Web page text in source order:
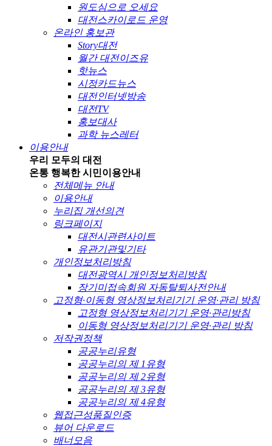
원도심으로 오세요
대전스카이로드 운영
온라인 홍보관
Story대전
월간 대전이즈유
핫뉴스
시정카드뉴스
대전인터넷방송
대전TV
홍보대사
과학 뉴스레터
이용안내
우리 모두의 대전
온통 행복한 시민이용안내
전체메뉴 안내
이용안내
누리집 개선의견
링크페이지
대전시관련사이트
유관기관및기타
개인정보처리방침
대전광역시 개인정보처리방침
장기미접속회원 자동탈퇴사전안내
고정형·이동형 영상정보처리기기 운영·관리 방침
고정형 영상정보처리기기 운영·관리방침
이동형 영상정보처리기기 운영·관리 방침
저작권정책
공공누리유형
공공누리의 제 1유형
공공누리의 제 2유형
공공누리의 제 3유형
공공누리의 제 4유형
웹접근성품질인증
뷰어 다운로드
배너모음